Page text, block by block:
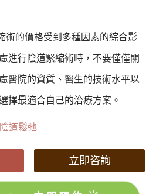
術的價格受到多種因素的綜合影
進行陰道緊縮術時，不要僅僅關
醫院的資質、醫生的技術水平以
擇最適合自己的治療方案。
陰道鬆弛
立即咨詢